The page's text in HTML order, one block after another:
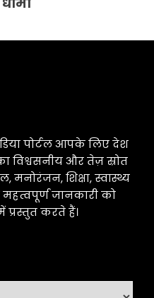
पोर्टल आपके लिए देश
विश्वसनीय और तेज़ स्रोत
मनोरंजन, शिक्षा, स्वास्थ्य
जानकारी को
प्रस्तुत करते हैं।